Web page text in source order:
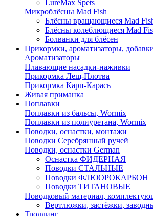
LureMax Spets
Микроблёсны Mad Fish
Блёсны вращающиеся Mad
Блёсны колеблющиеся Mad
Болванки для блёсен
Прикормки, ароматизаторы,
Ароматизаторы
Плавающие насадки-наживки
Прикормка Лещ-Плотва
Прикормка Карп-Карась
Живая приманка
Поплавки
Поплавки из бальсы, Wormix
Поплавки из полиуретана, Wormix
Поводки, оснастки, монтажи
Поводки Серебрянный ручей
Поводки, оснастки German
Оснастка ФИДЕРНАЯ
Поводки СТАЛЬНЫЕ
Поводки ФЛЮОРОКАРБОН
Поводки ТИТАНОВЫЕ
Поводковый материал,
Вертлюжки, застёжки,
Троллинг